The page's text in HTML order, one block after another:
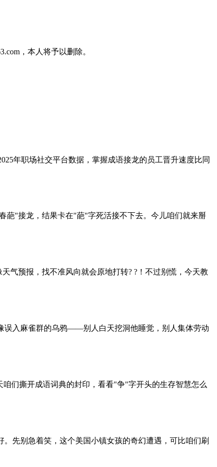
，本人将予以删除。
年职场社交平台数据，掌握成语接龙的员工晋升速度比同
葩"接龙，结果卡在"葩"字死活接不下去。今儿咱们就来掰
气预报，找不准风向就会原地打转? ?！不过别慌，今天教
误入麻雀群的乌鸦——别人白天挖洞他睡觉，别人集体劳动
们撕开成语词典的封印，看看"争"字开头的生存智慧怎么
先别急着笑，这个美国小镇女孩的奇幻遭遇，可比咱们刷